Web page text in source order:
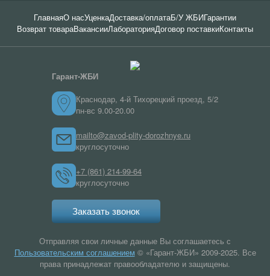
ГлавнаяО насУценкаДоставка/оплатаБ/У ЖБИГарантии
Возврат товараВакансииЛабораторияДоговор поставкиКонтакты
Гарант-ЖБИ
Краснодар, 4-й Тихорецкий проезд, 5/2
пн-вс 9.00-20.00
mailto@zavod-plity-dorozhnye.ru
круглосуточно
+7 (861) 214-99-64
круглосуточно
Заказать звонок
Отправляя свои личные данные Вы соглашаетесь с
Пользовательским соглашением © «Гарант-ЖБИ» 2009-2025. Все
права принадлежат правообладателю и защищены.